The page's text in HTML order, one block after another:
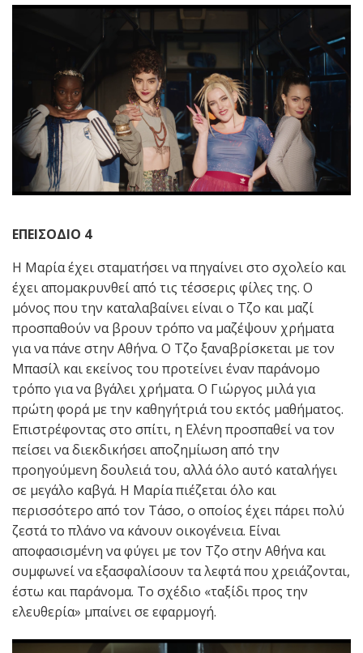
ΕΠΕΙΣΟΔΙΟ 4
Η Μαρία έχει σταματήσει να πηγαίνει στο σχολείο και
έχει απομακρυνθεί από τις τέσσερις φίλες της. Ο
μόνος που την καταλαβαίνει είναι ο Τζο και μαζί
προσπαθούν να βρουν τρόπο να μαζέψουν χρήματα
για να πάνε στην Αθήνα. Ο Τζο ξαναβρίσκεται με τον
Μπασίλ και εκείνος του προτείνει έναν παράνομο
τρόπο για να βγάλει χρήματα. Ο Γιώργος μιλά για
πρώτη φορά με την καθηγήτριά του εκτός μαθήματος.
Επιστρέφοντας στο σπίτι, η Ελένη προσπαθεί να τον
πείσει να διεκδικήσει αποζημίωση από την
προηγούμενη δουλειά του, αλλά όλο αυτό καταλήγει
σε μεγάλο καβγά. Η Μαρία πιέζεται όλο και
περισσότερο από τον Τάσο, ο οποίος έχει πάρει πολύ
ζεστά το πλάνο να κάνουν οικογένεια. Είναι
αποφασισμένη να φύγει με τον Τζο στην Αθήνα και
συμφωνεί να εξασφαλίσουν τα λεφτά που χρειάζονται,
έστω και παράνομα. Το σχέδιο «ταξίδι προς την
ελευθερία» μπαίνει σε εφαρμογή.